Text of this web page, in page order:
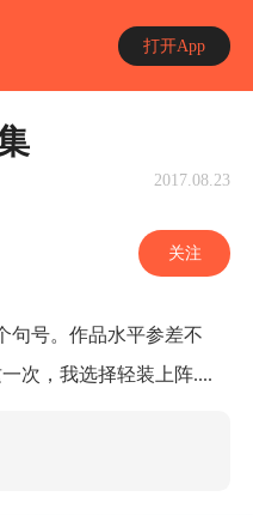
打开App
2017.08.23
关注
句号。作品水平参差不
次，我选择轻装上阵....